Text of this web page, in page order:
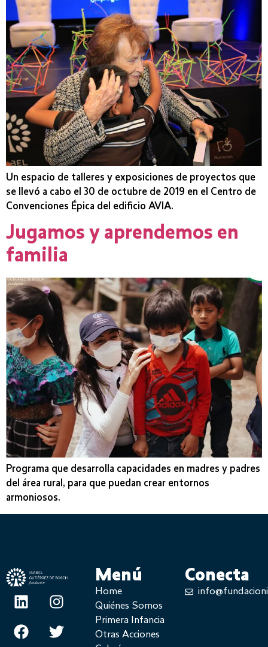
Un espacio de talleres y exposiciones de proyectos que
se llevó a cabo el 30 de octubre de 2019 en el Centro de
Convenciones Épica del edificio AVIA.
Jugamos y aprendemos en
familia
Programa que desarrolla capacidades en madres y padres
del área rural, para que puedan crear entornos
armoniosos.
Menú
Home
Quiénes Somos
Primera Infancia
Otras Acciones
Conecta